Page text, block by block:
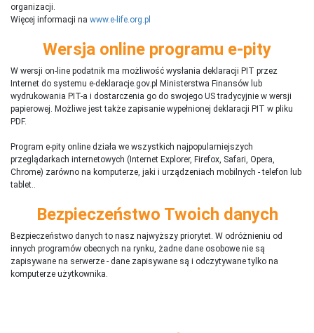
organizacji.
Więcej informacji na www.e-life.org.pl
Wersja online programu e-pity
W wersji on-line podatnik ma możliwość wysłania deklaracji PIT przez
Internet do systemu e-deklaracje.gov.pl Ministerstwa Finansów lub
wydrukowania PIT-a i dostarczenia go do swojego US tradycyjnie w wersji
papierowej. Możliwe jest także zapisanie wypełnionej deklaracji PIT w pliku
PDF.
Program e-pity online działa we wszystkich najpopularniejszych
przeglądarkach internetowych (Internet Explorer, Firefox, Safari, Opera,
Chrome) zarówno na komputerze, jaki i urządzeniach mobilnych - telefon lub
tablet..
Bezpieczeństwo Twoich danych
Bezpieczeństwo danych to nasz najwyższy priorytet. W odróżnieniu od
innych programów obecnych na rynku, żadne dane osobowe nie są
zapisywane na serwerze - dane zapisywane są i odczytywane tylko na
komputerze użytkownika.